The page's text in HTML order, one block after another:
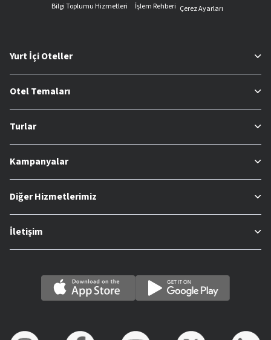
Bilgi Toplumu Hizmetleri
İşlem Rehberi Çerez Ayarları
Yurt İçi Oteller
Otel Temaları
Turlar
Kampanyalar
Diğer Hizmetlerimiz
İletişim